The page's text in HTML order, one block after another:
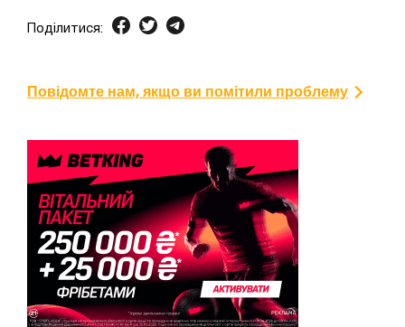
Поділитися:
Повідомте нам, якщо ви помітили проблему